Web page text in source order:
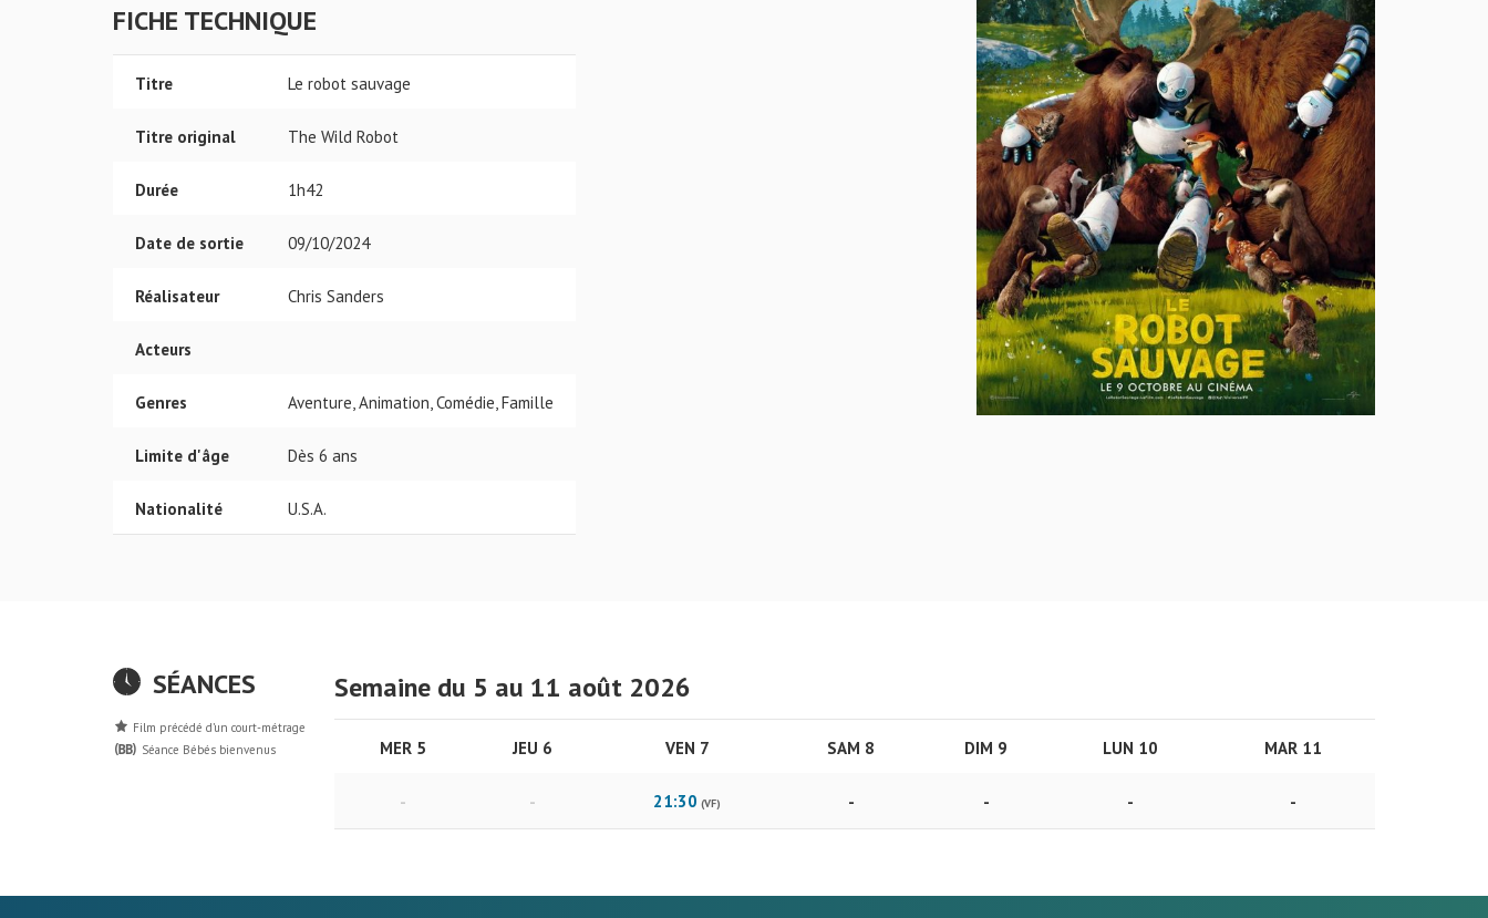
FICHE TECHNIQUE
Titre Le robot sauvage
Titre original The Wild Robot
Durée 1h42
Date de sortie 09/10/2024
Réalisateur Chris Sanders
Acteurs
Genres Aventure, Animation, Comédie, Famille
Limite d'âge Dès 6 ans
Nationalité U.S.A.
SÉANCES
Film précédé d’un court-métrage
Séance Bébés bienvenus
Semaine du 5 au 11 août 2026
MER 5 JEU 6 VEN 7 SAM 8 DIM 9 LUN 10 MAR 11
- - 21:30 (VF) - - - -